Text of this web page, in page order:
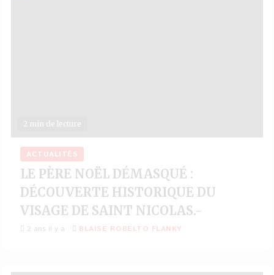
2 min de lecture
ACTUALITÉS
LE PÈRE NOËL DÉMASQUÉ :
DÉCOUVERTE HISTORIQUE DU
VISAGE DE SAINT NICOLAS.-
2 ans il y a BLAISE ROBELTO FLANKY